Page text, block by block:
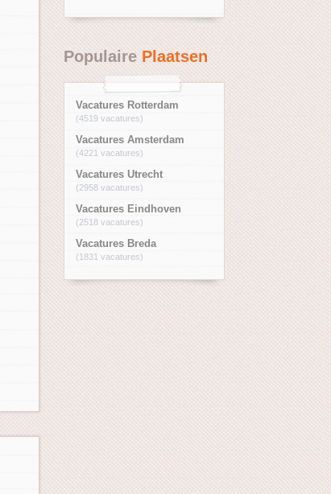
Populaire Plaatsen
Vacatures Rotterdam
(4519 vacatures)
Vacatures Amsterdam
(4221 vacatures)
Vacatures Utrecht
(2958 vacatures)
Vacatures Eindhoven
(2518 vacatures)
Vacatures Breda
(1831 vacatures)